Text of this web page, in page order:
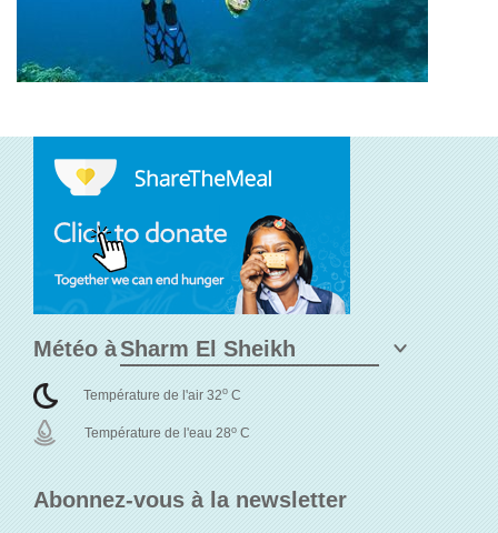
Abonnez-vous à la newsletter
Météo à
Température de l'air 32o C
Température de l'eau 28o C